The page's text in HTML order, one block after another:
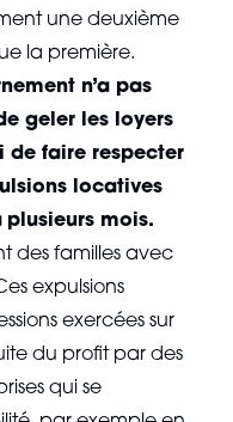
une deuxième
la première.
n’a pas
geler les loyers
de faire respecter
locatives
plusieurs mois.
des familles avec
expulsions
exercées sur
du profit par des
qui se